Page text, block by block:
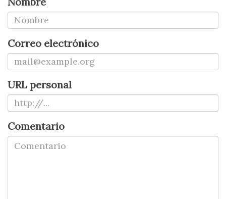
Correo electrónico
URL personal
Comentario